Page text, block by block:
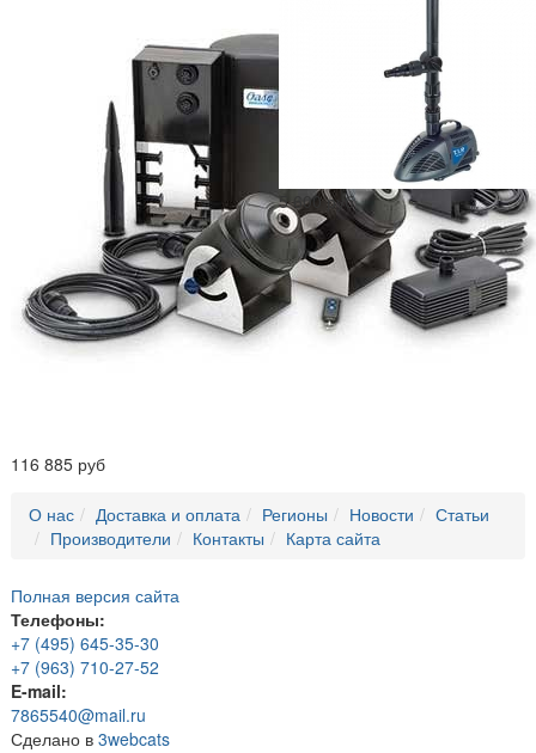
116 885 руб
5 600 руб
О нас Доставка и оплата Регионы Новости
Статьи
Производители
Контакты Карта сайта
Полная версия сайта
Телефоны:
+7 (495) 645-35-30
+7 (963) 710-27-52
E-mail:
7865540@mail.ru
Сделано в 3webcats